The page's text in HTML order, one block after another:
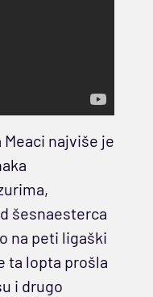
najviše je
šesnaesterca
na peti ligaški
ta lopta prošla
i drugo